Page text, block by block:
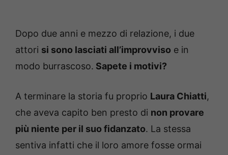
Dopo due anni e mezzo di relazione, i due
attori si sono lasciati all’improvviso e in
modo burrascoso. Sapete i motivi?
A terminare la storia fu proprio Laura Chiatti,
che aveva capito ben presto di non provare
più niente per il suo fidanzato. La stessa
sentiva infatti che il loro amore fosse ormai